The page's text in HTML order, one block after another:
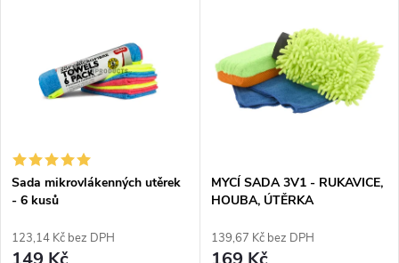
í
p
r
s
p
Sada mikrovlákenných utěrek
- 6 kusů
123,14 Kč bez DPH
MYCÍ SADA 3V1 - RUKAVICE,
HOUBA, ÚTĚRKA
139,67 Kč bez DPH